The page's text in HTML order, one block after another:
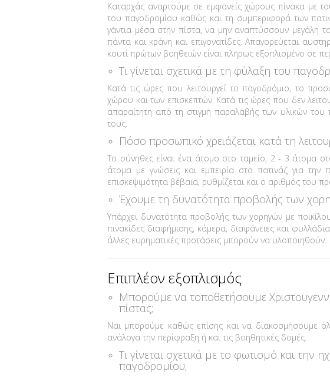
Καταρχάς αναρτούμε σε εμφανείς χώρους πίνακα με
του παγοδρομίου καθώς και τη συμπεριφορά των
γάντια μέσα στην πίστα, να μην αναπτύσσουν μεγάλη
πάντα και κράνη και επιγονατίδες. Απαγορεύεται
κουτί πρώτων βοηθειών είναι πλήρως εξοπλισμένο σε
Τι γίνεται σχετικά με τη φύλαξη του
Κατά τις ώρες που λειτουργεί το παγοδρόμιο, το
χώρου και των επισκεπτών. Κατά τις ώρες που δεν
απαραίτητη από τη στιγμή παραλαβής των υλικών του
τους.
Πόσο προσωπικό χρειάζεται κατά τη
Το σύνηθες είναι ένα άτομο στο ταμείο, 2 - 3 άτομα
άτομα με γνώσεις και εμπειρία στο πατινάζ για την
επισκεψιμότητα βέβαια, ρυθμίζεται και ο αριθμός του
Έχουμε τη δυνατότητα προβολής των
Υπάρχει δυνατότητα προβολής των χορηγών με
πινακίδες διαφήμισης, κάμερα, διαφάνειες και
άλλες ευρηματικές προτάσεις μπορούν να υλοποιηθούν.
Επιπλέον εξοπλισμός
Μπορούμε να τοποθετήσουμε
πίστας;
Ναι μπορούμε καθώς επίσης και να διακοσμήσουμε
ανάλογα την περίφραξη ή και τις βοηθητικές δομές.
Τι γίνεται σχετικά με το φωτισμό και την
παγοδρομίου;